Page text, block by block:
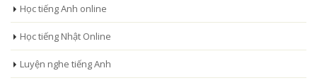
Học tiếng Anh online
Học tiếng Nhật Online
Luyện nghe tiếng Anh